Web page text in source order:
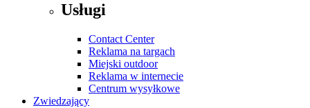
Usługi
Contact Center
Reklama na targach
Miejski outdoor
Reklama w internecie
Centrum wysyłkowe
Zwiedzający